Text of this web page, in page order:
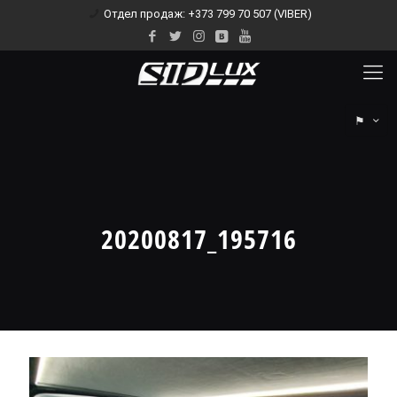
Отдел продаж: +373 799 70 507 (VIBER)
⚑
20200817_195716